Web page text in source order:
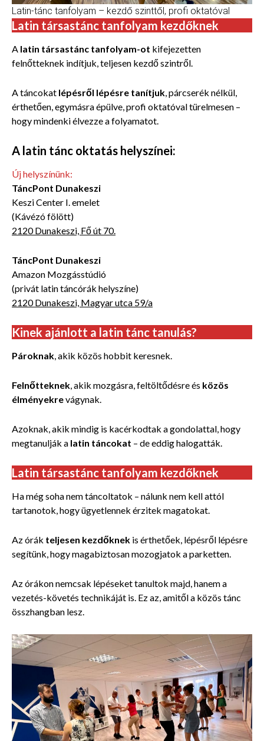
Latin-tánc tanfolyam – kezdő szinttől, profi oktatóval
Latin társastánc tanfolyam kezdőknek
A latin társastánc tanfolyam-ot kifejezetten
felnőtteknek indítjuk, teljesen kezdő szintről.
A táncokat lépésről lépésre tanítjuk, párcserék nélkül,
érthetően, egymásra épülve, profi oktatóval türelmesen –
hogy mindenki élvezze a folyamatot.
A latin tánc oktatás helyszínei:
Új helyszínünk:
TáncPont Dunakeszi
Keszi Center I. emelet
(Kávézó fölött)
2120 Dunakeszi, Fő út 70.
TáncPont Dunakeszi
Amazon Mozgásstúdió
(privát latin táncórák helyszíne)
2120 Dunakeszi, Magyar utca 59/a
Kinek ajánlott a latin tánc tanulás?
Pároknak, akik közös hobbit keresnek.
Felnőtteknek, akik mozgásra, feltöltődésre és közös
élményekrevágynak.
Azoknak, akik mindig is kacérkodtak a gondolattal, hogy
megtanulják a latin táncokat – de eddig halogatták.
Latin társastánc tanfolyam kezdőknek
Ha még soha nem táncoltatok – nálunk nem kell attól
tartanotok, hogy ügyetlennek érzitek magatokat.
Az órák teljesen kezdőknek is érthetőek, lépésről lépésre
segítünk, hogy magabiztosan mozogjatok a parketten.
Az órákon nemcsak lépéseket tanultok majd, hanem a
vezetés-követés technikáját is. Ez az, amitől a közös tánc
összhangban lesz.